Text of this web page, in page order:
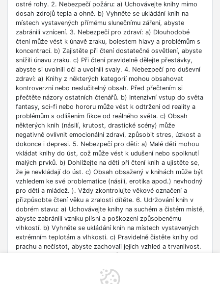
ostré rohy. 2. Nebezpečí požáru: a) Uchovávejte knihy mimo
dosah zdrojů tepla a ohně. b) Vyhněte se ukládání knih na
místech vystavených přímému slunečnímu záření, abyste
zabránili vznícení. 3. Nebezpečí pro zdraví: a) Dlouhodobé
čtení může vést k únavě zraku, bolestem hlavy a problémům s
koncentrací. b) Zajistěte při čtení dostatečné osvětlení, abyste
snížili únavu zraku. c) Při čtení pravidelně dělejte přestávky,
abyste si uvolnili oči a uvolnili svaly. 4. Nebezpečí pro duševní
zdraví: a) Knihy z některých kategorií mohou obsahovat
kontroverzní nebo neslučitelný obsah. Před přečtením si
přečtěte názory ostatních čtenářů. b) Intenzivní vstup do světa
fantasy, sci-fi nebo hororu může vést k odtržení od reality a
problémům s odlišením fikce od reálného světa. c) Obsah
některých knih (násilí, krutost, drastické scény) může
negativně ovlivnit emocionální zdraví, způsobit stres, úzkost a
dokonce i depresi. 5. Nebezpečí pro děti: a) Malé děti mohou
vkládat knihy do úst, což může vést k udušení nebo spolknutí
malých prvků. b) Dohlížejte na děti při čtení knih a ujistěte se,
že je nevkládají do úst. c) Obsah obsažený v knihách může být
vzhledem ke své problematice (násilí, erotika apod.) nevhodný
pro děti a mládež. ). Vždy zkontrolujte věkové označení a
přizpůsobte čtení věku a zralosti dítěte. 6. Udržování knih v
dobrém stavu: a) Uchovávejte knihy na suchém a čistém místě,
abyste zabránili vzniku plísní a poškození způsobenému
vlhkostí. b) Vyhněte se ukládání knih na místech vystavených
extrémním teplotám a vlhkosti. c) Pravidelně čistěte knihy od
prachu a nečistot, abyste zachovali jejich vzhled a trvanlivost.
vzdělávací nebo profesní účely. b) Věnujte pozornost datu